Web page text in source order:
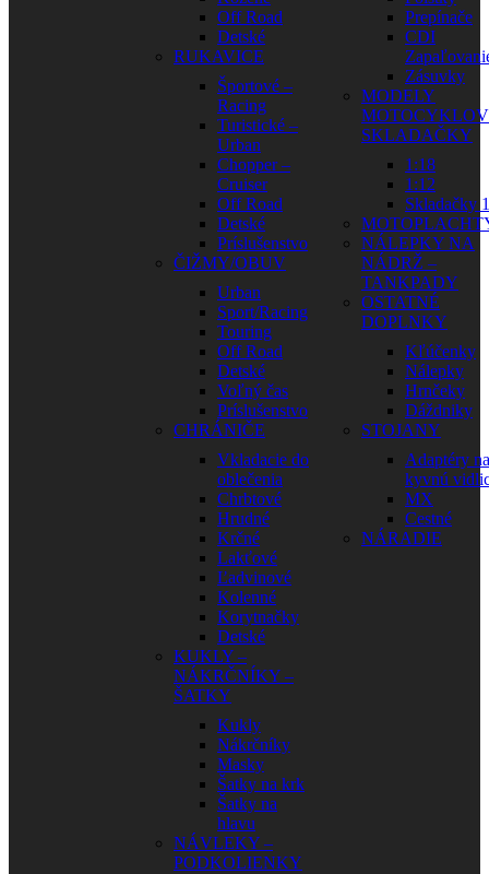
Off Road
Detské
RUKAVICE
Športové –
Racing
Turistické –
Urban
Chopper –
Cruiser
Off Road
Detské
Príslušenstvo
ČIŽMY/OBUV
Urban
Sport/Racing
Touring
Off Road
Detské
Voľný čas
Príslušenstvo
CHRÁNIČE
Vkladacie do
oblečenia
Chrbtové
Hrudné
Krčné
Lakťové
Ľadvinové
Kolenné
Korytnačky
Detské
KUKLY –
NÁKRČNÍKY –
ŠATKY
Kukly
Nákrčníky
Masky
Šatky na krk
Šatky na
hlavu
NÁVLEKY –
PODKOLIENKY
Prepínače
CDI
Zásuvky
MODELY
SKLADAČKY
1:18
1:12
Skladačky
NÁLEPKY NA
NÁDRŽ –
TANKPADY
OSTATNÉ
DOPLNKY
Kľúčenky
Nálepky
Hrnčeky
Dáždniky
STOJANY
Adaptéry na
kyvnú
MX
Cestné
NÁRADIE